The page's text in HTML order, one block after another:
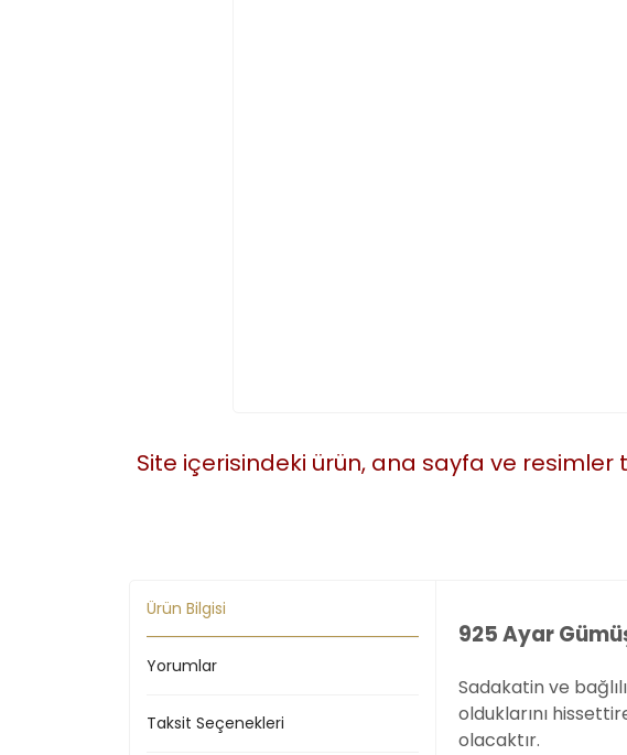
Site içerisindeki ürün, ana sayfa ve resimler
Ürün Bilgisi
Yorumlar
Taksit Seçenekleri
925 Ayar
Sadakatin ve
olduklarını
olacaktır.